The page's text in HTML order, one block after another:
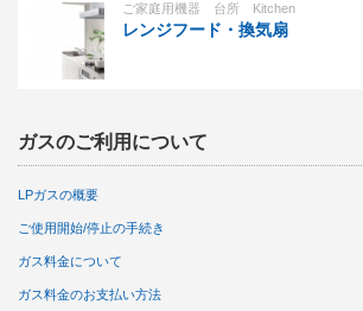
ご家庭用機器 台所 Kitchen
レンジフード・換気扇
ガスのご利用について
LPガスの概要
ご使用開始/停止の手続き
ガス料金について
ガス料金のお支払い方法